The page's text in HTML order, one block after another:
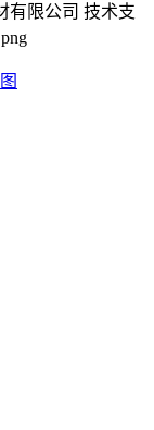
有限公司 技术支